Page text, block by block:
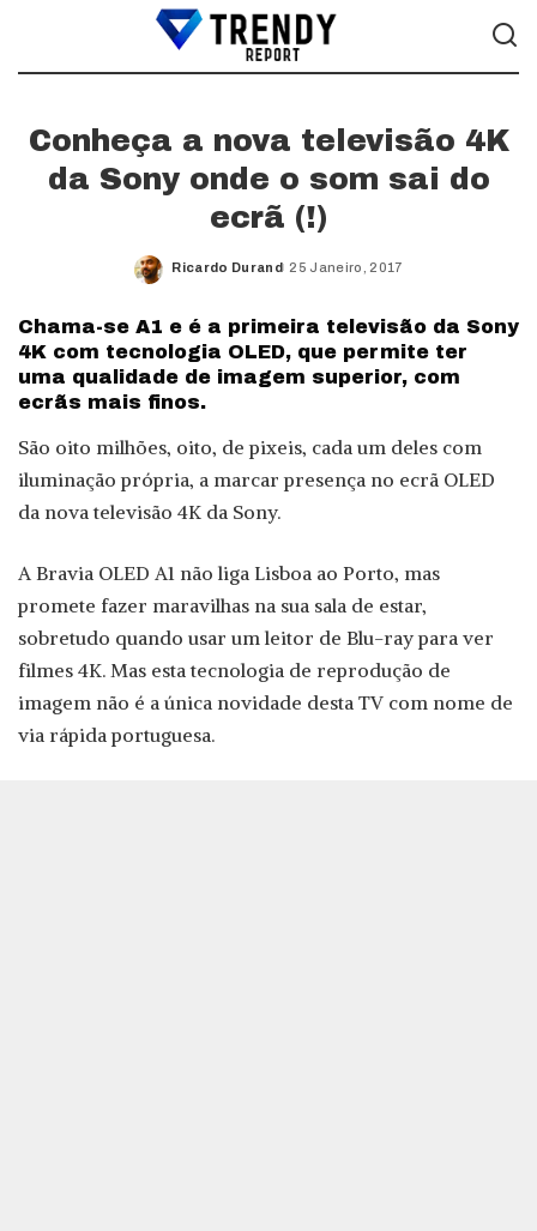
Conheça a nova televisão 4K
da Sony onde o som sai do
ecrã (!)
Posted
Ricardo Durand 25 Janeiro, 2017
Chama-se A1 e é a primeira televisão da Sony
4K com tecnologia OLED, que permite ter
uma qualidade de imagem superior, com
ecrãs mais finos.
São oito milhões, oito, de pixeis, cada um deles com
iluminação própria, a marcar presença no ecrã OLED
da nova televisão 4K da Sony.
A Bravia OLED A1 não liga Lisboa ao Porto, mas
promete fazer maravilhas na sua sala de estar,
sobretudo quando usar um leitor de Blu-ray para ver
filmes 4K. Mas esta tecnologia de reprodução de
imagem não é a única novidade desta TV com nome de
via rápida portuguesa.